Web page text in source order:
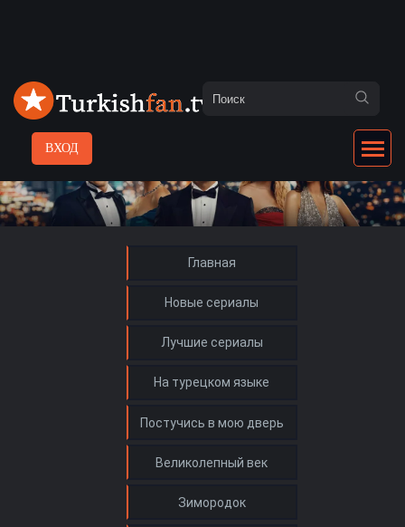
ВХОД
Главная
Новые сериалы
Лучшие сериалы
На турецком языке